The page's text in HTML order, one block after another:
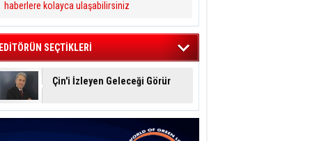
haberlere kolayca ulaşabilirsiniz
EDİTÖRÜN SEÇTİKLERİ
Çin'i İzleyen Geleceği Görür